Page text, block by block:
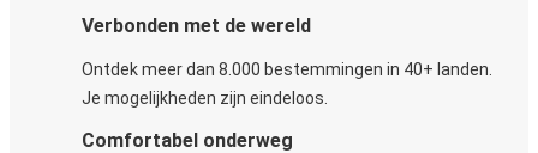
Verbonden met de wereld
Ontdek meer dan 8.000 bestemmingen in 40+ landen.
Je mogelijkheden zijn eindeloos.
Comfortabel onderweg